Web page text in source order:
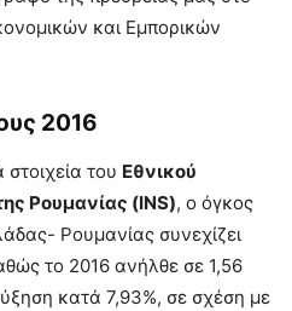
και Εμπορικών
2016
του Εθνικού
Ρουμανίας (ΙΝS), ο όγκος
Ρουμανίας συνεχίζει
το 2016 ανήλθε σε 1,56
κατά 7,93%, σε σχέση με